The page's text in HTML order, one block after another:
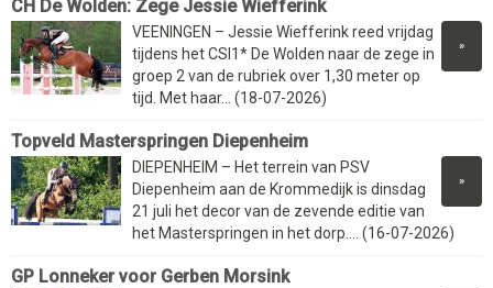
CH De Wolden: Zege Jessie Wiefferink
»
VEENINGEN – Jessie Wiefferink reed vrijdag
tijdens het CSI1* De Wolden naar de zege in
groep 2 van de rubriek over 1,30 meter op
tijd. Met haar... (18-07-2026)
Topveld Masterspringen Diepenheim
»
DIEPENHEIM – Het terrein van PSV
Diepenheim aan de Krommedijk is dinsdag
21 juli het decor van de zevende editie van
het Masterspringen in het dorp.... (16-07-2026)
GP Lonneker voor Gerben Morsink